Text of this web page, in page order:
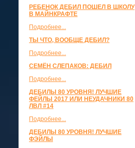
РЕБЕНОК ДЕБИЛ ПОШЕЛ В ШКОЛУ
В МАЙНКРАФТЕ
Подробнее...
ТЫ ЧТО, ВООБЩЕ ДЕБИЛ?
Подробнее...
СЕМЁН СЛЕПАКОВ: ДЕБИЛ
Подробнее...
ДЕБИЛЫ 80 УРОВНЯ! ЛУЧШИЕ
ФЕЙЛЫ 2017 ИЛИ НЕУДАЧНИКИ 80
ЛВЛ #14
Подробнее...
ДЕБИЛЫ 80 УРОВНЯ! ЛУЧШИЕ
ФЭЙЛЫ